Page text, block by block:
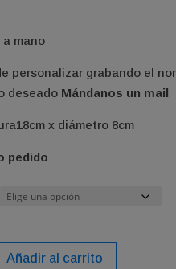
mano
personalizar grabando el
deseado Mándanos un mail
x diámetro 8cm
pedido
Añadir al carrito